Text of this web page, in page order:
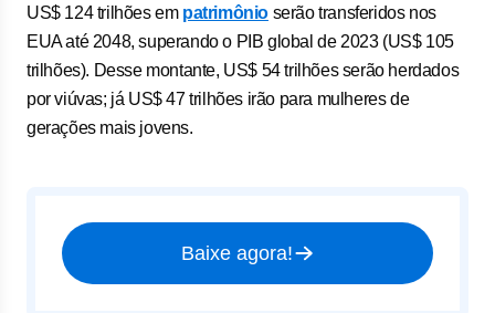
US$ 124 trilhões em patrimônio serão transferidos nos
EUA até 2048, superando o PIB global de 2023 (US$ 105
trilhões). Desse montante, US$ 54 trilhões serão herdados
por viúvas; já US$ 47 trilhões irão para mulheres de
gerações mais jovens.
Baixe agora!